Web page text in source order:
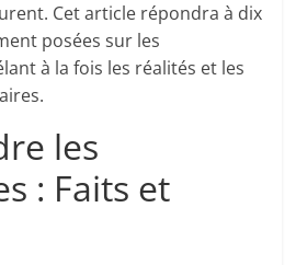
Cet article répondra à dix
posées sur les
à la fois les réalités et les
les
: Faits et